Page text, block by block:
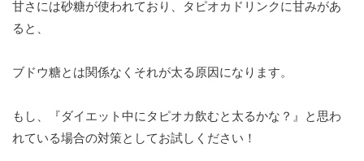
甘さには砂糖が使われており、タピオカドリンクに甘みがあ
ると、
ブドウ糖とは関係なくそれが太る原因になります。
もし、『ダイエット中にタピオカ飲むと太るかな？』と思わ
れている場合の対策としてお試しください！